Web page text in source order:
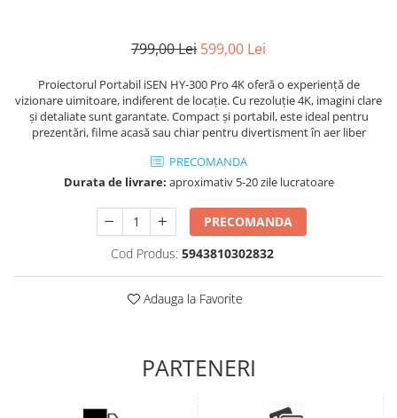
799,00 Lei 599,00 Lei
Proiectorul Portabil iSEN HY-300 Pro 4K oferă o experiență de
vizionare uimitoare, indiferent de locație. Cu rezoluție 4K, imagini clare
și detaliate sunt garantate. Compact și portabil, este ideal pentru
prezentări, filme acasă sau chiar pentru divertisment în aer liber
PRECOMANDA
Durata de livrare: aproximativ 5-20 zile lucratoare
PRECOMANDA
Cod Produs: 5943810302832
Adauga la Favorite